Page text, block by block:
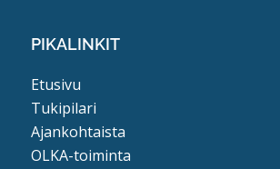
PIKALINKIT
Etusivu
Tukipilari
Ajankohtaista
OLKA-toiminta